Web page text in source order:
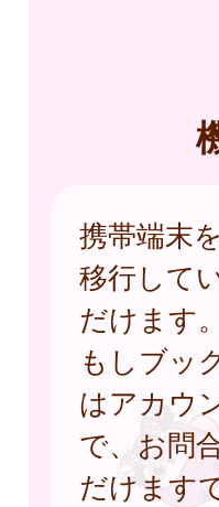
携帯端末
移行して
だけます。
もしブッ
はアカウ
で、お問
だけます